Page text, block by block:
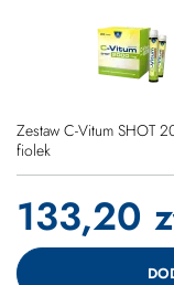
Zestaw C-Vitum SHOT
fiolek
133,20